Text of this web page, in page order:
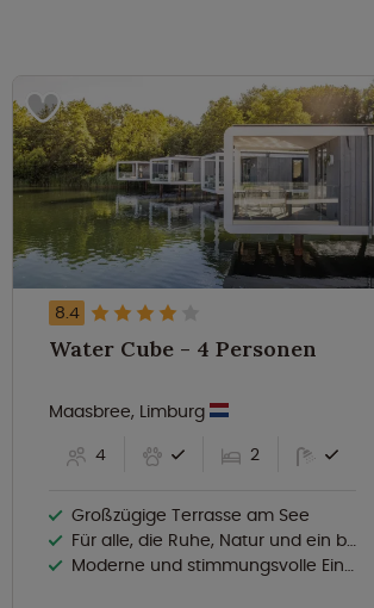
8.4
Water Cube - 4 Personen
Maasbree, Limburg
4
2
Großzügige Terrasse am See
Für alle, die Ruhe, Natur und ein besonderes Erlebnis lieben
Moderne und stimmungsvolle Einrichtung